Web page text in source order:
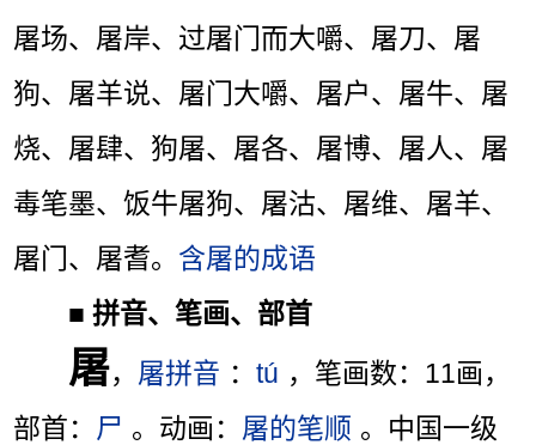
屠场、屠岸、过屠门而大嚼、屠刀、屠
狗、屠羊说、屠门大嚼、屠户、屠牛、屠
烧、屠肆、狗屠、屠各、屠博、屠人、屠
毒笔墨、饭牛屠狗、屠沽、屠维、屠羊、
屠门、屠耆。 含屠的成语
■拼音、笔画、部首
屠， 屠拼音 ：tú ，笔画数：11画，
部首： 尸 。动画： 屠的笔顺 。中国一级